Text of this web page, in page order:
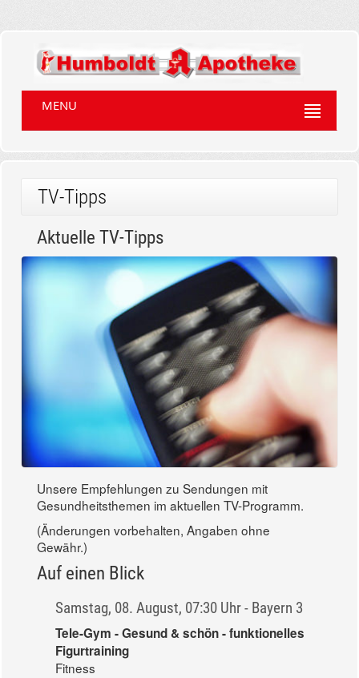
MENU
TV-Tipps
Aktuelle TV-Tipps
Unsere Empfehlungen zu Sendungen mit
Gesundheitsthemen im aktuellen TV-Programm.
(Änderungen vorbehalten, Angaben ohne
Gewähr.)
Auf einen Blick
Samstag, 08. August, 07:30 Uhr - Bayern 3
Tele-Gym - Gesund & schön - funktionelles
Figurtraining
Fitness